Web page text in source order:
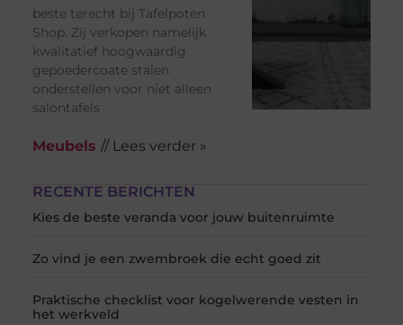
RECENTE BERICHTEN
Kies de beste veranda voor jouw buitenruimte
Zo vind je een zwembroek die echt goed zit
Praktische checklist voor kogelwerende vesten in
het werkveld
beste terecht bij Tafelpoten
Shop. Zij verkopen namelijk
kwalitatief hoogwaardig
gepoedercoate stalen
onderstellen voor niet alleen
salontafels
Meubels // Lees verder »